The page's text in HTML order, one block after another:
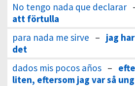
No tengo nada que declarar
att förtulla
para nada me sirve – jag
det
dados mis pocos años –
liten, eftersom jag var så ung